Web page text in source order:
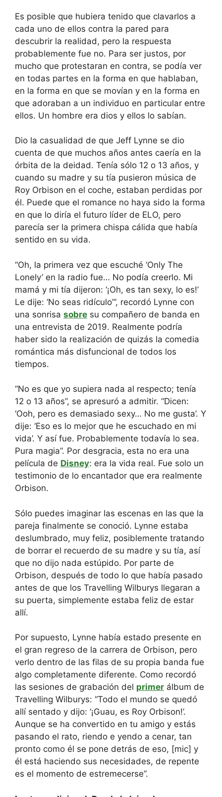
Es posible que hubiera tenido que clavarlos a
cada uno de ellos contra la pared para
descubrir la realidad, pero la respuesta
probablemente fue no. Para ser justos, por
mucho que protestaran en contra, se podía ver
en todas partes en la forma en que hablaban,
en la forma en que se movían y en la forma en
que adoraban a un individuo en particular entre
ellos. Un hombre era dios y ellos lo sabían.
Dio la casualidad de que Jeff Lynne se dio
cuenta de que muchos años antes caería en la
órbita de la deidad. Tenía sólo 12 o 13 años, y
cuando su madre y su tía pusieron música de
Roy Orbison en el coche, estaban perdidas por
él. Puede que el romance no haya sido la forma
en que lo diría el futuro líder de ELO, pero
parecía ser la primera chispa cálida que había
sentido en su vida.
“Oh, la primera vez que escuché ‘Only The
Lonely’ en la radio fue… No podía creerlo. Mi
mamá y mi tía dijeron: ‘¡Oh, es tan sexy, lo es!’
Le dije: ‘No seas ridículo’”, recordó Lynne con
una sonrisa sobre su compañero de banda en
una entrevista de 2019. Realmente podría
haber sido la realización de quizás la comedia
romántica más disfuncional de todos los
tiempos.
“No es que yo supiera nada al respecto; tenía
12 o 13 años”, se apresuró a admitir. “Dicen:
‘Ooh, pero es demasiado sexy… No me gusta’. Y
dije: ‘Eso es lo mejor que he escuchado en mi
vida’. Y así fue. Probablemente todavía lo sea.
Pura magia”. Por desgracia, esta no era una
película de Disney: era la vida real. Fue solo un
testimonio de lo encantador que era realmente
Orbison.
Sólo puedes imaginar las escenas en las que la
pareja finalmente se conoció. Lynne estaba
deslumbrado, muy feliz, posiblemente tratando
de borrar el recuerdo de su madre y su tía, así
que no dijo nada estúpido. Por parte de
Orbison, después de todo lo que había pasado
antes de que los Travelling Wilburys llegaran a
su puerta, simplemente estaba feliz de estar
allí.
Por supuesto, Lynne había estado presente en
el gran regreso de la carrera de Orbison, pero
verlo dentro de las filas de su propia banda fue
algo completamente diferente. Como recordó
las sesiones de grabación del primer álbum de
Travelling Wilburys: “Todo el mundo se quedó
allí sentado y dijo: ‘¡Guau, es Roy Orbison!’.
Aunque se ha convertido en tu amigo y estás
pasando el rato, riendo e yendo a cenar, tan
pronto como él se pone detrás de eso, [mic] y
él está haciendo sus necesidades, de repente
es el momento de estremecerse”.